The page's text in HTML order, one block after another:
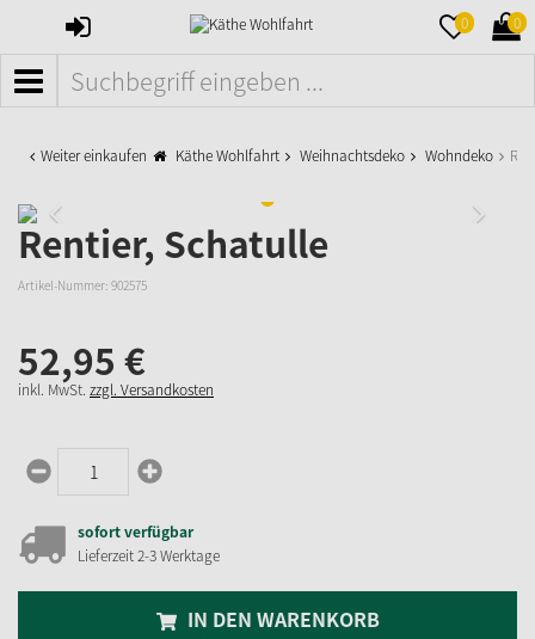
ANMELDEN 0 0
MENÜ
Weiter einkaufen Käthe Wohlfahrt Weihnachtsdeko Wohndeko
Rentier, Schatulle
Artikel-Nummer: 902575
52,95 €
inkl. MwSt. zzgl. Versandkosten
sofort verfügbar
Lieferzeit 2-3 Werktage
IN DEN WARENKORB